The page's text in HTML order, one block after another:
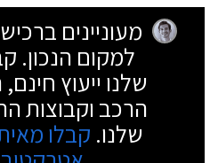
מעוניינים
למקום הנכון.
שלנו ייעוץ
הרכב וקבוצות
שלנו. קבלו